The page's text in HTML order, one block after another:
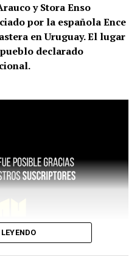
y Stora Enso
por la española Ence
en Uruguay. El lugar
declarado